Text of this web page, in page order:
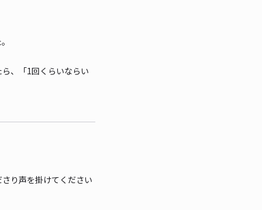
、「1回くらいならい
り声を掛けてください